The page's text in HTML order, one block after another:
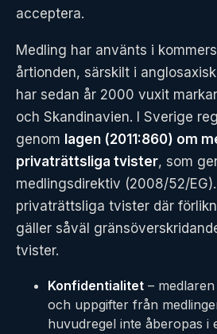
acceptera.
Medling har använts i
årtionden, särskilt i
har sedan år 2000 vuxit
och Skandinavien. I Sverige
genom lagen (2011:860) om
privaträttsliga tvister, som
medlingsdirektiv (2008/52/
privaträttsliga tvister där
gäller såväl
tvister.
Konfidentialitet –
och uppgifter från
huvudregel inte åberopas i